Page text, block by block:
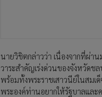
นายวิชิตกล่าวว่า เนื่องจากที่ผ่า
วาระสำคัญเร่งด่วนของจังหวัดช
พร้อมทั้งพระราชเสาวนีย์ในสม
พระองค์ท่านอยากให้รัฐบาลแล